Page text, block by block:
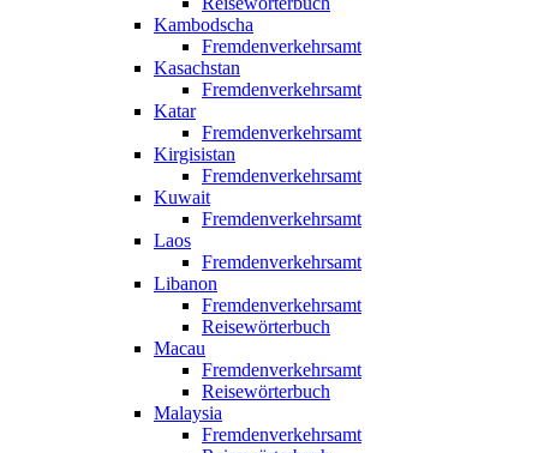
Kambodscha
Fremdenverkehrsamt
Kasachstan
Fremdenverkehrsamt
Katar
Fremdenverkehrsamt
Kirgisistan
Fremdenverkehrsamt
Kuwait
Fremdenverkehrsamt
Laos
Fremdenverkehrsamt
Libanon
Fremdenverkehrsamt
Reisewörterbuch
Macau
Fremdenverkehrsamt
Reisewörterbuch
Malaysia
Fremdenverkehrsamt